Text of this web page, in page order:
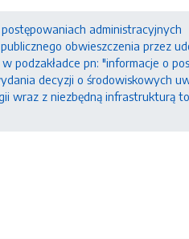
administracyjnych
obwieszczenia przez
podzakładce pn: "informacje o
decyzji o środowiskowych
z niezbędną infrastrukturą